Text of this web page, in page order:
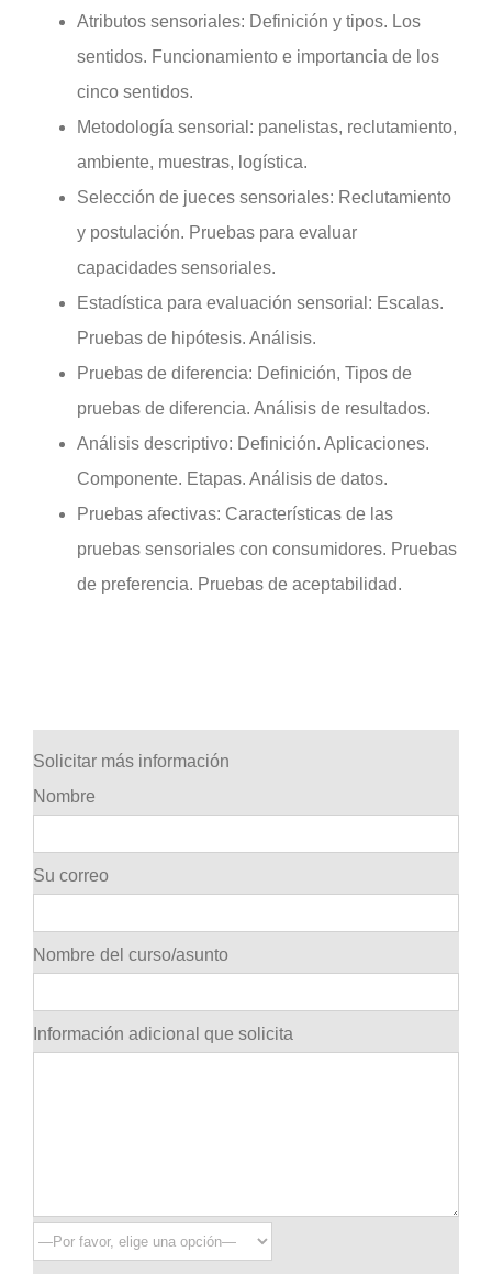
Atributos sensoriales: Definición y tipos. Los
sentidos. Funcionamiento e importancia de los
cinco sentidos.
Metodología sensorial: panelistas, reclutamiento,
ambiente, muestras, logística.
Selección de jueces sensoriales: Reclutamiento
y postulación. Pruebas para evaluar
capacidades sensoriales.
Estadística para evaluación sensorial: Escalas.
Pruebas de hipótesis. Análisis.
Pruebas de diferencia: Definición, Tipos de
pruebas de diferencia. Análisis de resultados.
Análisis descriptivo: Definición. Aplicaciones.
Componente. Etapas. Análisis de datos.
Pruebas afectivas: Características de las
pruebas sensoriales con consumidores. Pruebas
de preferencia. Pruebas de aceptabilidad.
Solicitar más información
Nombre
Su correo
Nombre del curso/asunto
Información adicional que solicita